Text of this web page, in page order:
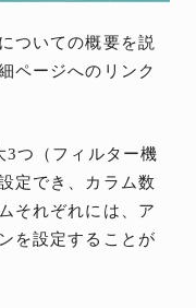
ついての概要を説
ページへのリンク
3つ（フィルター機
定でき、カラム数
それぞれには、ア
を設定することが